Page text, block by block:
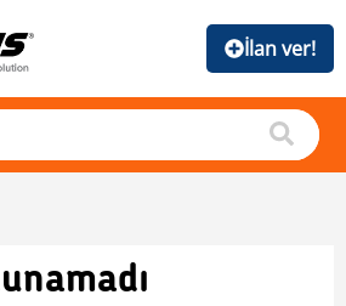
İlan ver!